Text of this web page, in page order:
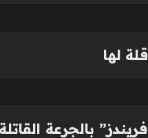
بالجرعة